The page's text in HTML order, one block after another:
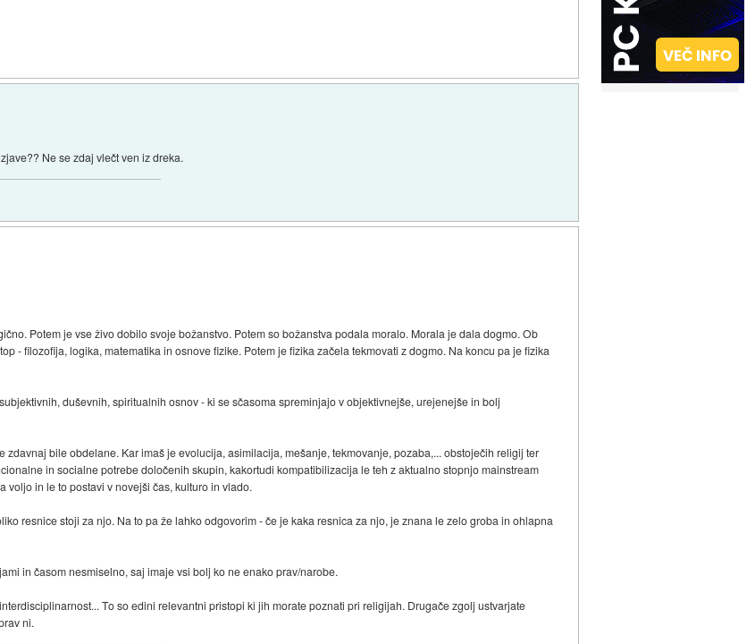
Ne se zdaj vlečt ven iz dreka.
Potem je vse živo dobilo svoje božanstvo. Potem so božanstva podala moralo. Morala je dala dogmo. Ob
- filozofija, logika, matematika in osnove fizike. Potem je fizika začela tekmovati z dogmo. Na koncu pa je fizika
duševnih, spiritualnih osnov - ki se sčasoma spreminjajo v objektivnejše, urejenejše in bolj
zdavnaj bile obdelane. Kar imaš je evolucija, asimilacija, mešanje, tekmovanje, pozaba,... obstoječih religij ter
in socialne potrebe določenih skupin, kakortudi kompatibilizacija le teh z aktualno stopnjo mainstream
voljo in le to postavi v novejši čas, kulturo in vlado.
resnice stoji za njo. Na to pa že lahko odgovorim - če je kaka resnica za njo, je znana le zelo groba in ohlapna
in časom nesmiselno, saj imaje vsi bolj ko ne enako prav/narobe.
To so edini relevantni pristopi ki jih morate poznati pri religijah. Drugače zgolj ustvarjate
ni.